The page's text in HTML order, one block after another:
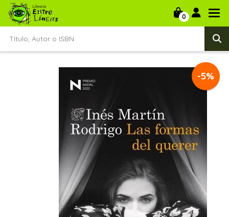
0
-5%